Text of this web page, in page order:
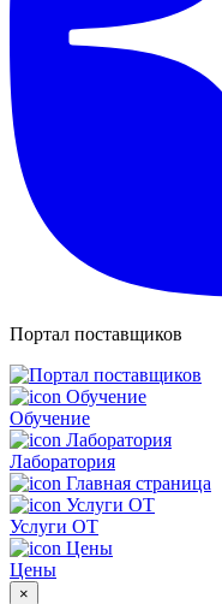
Портал поставщиков
Обучение
Лаборатория
Услуги ОТ
Цены
×